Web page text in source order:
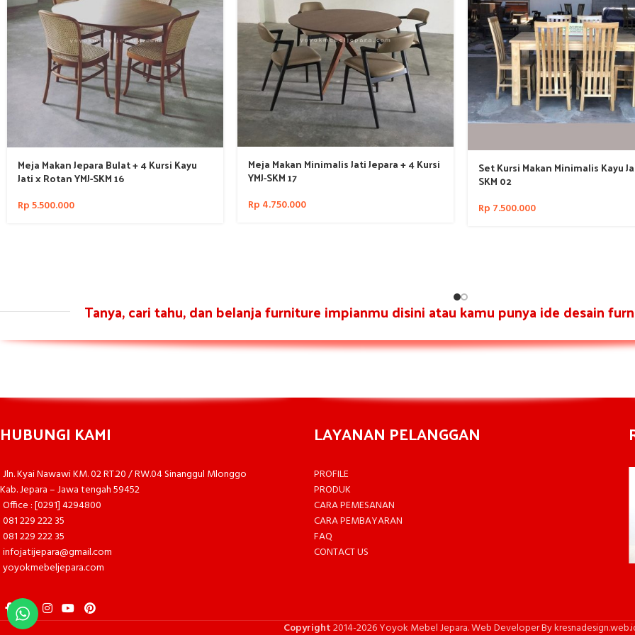
Meja Makan Jepara Bulat + 4 Kursi Kayu
Jati x Rotan YMJ-SKM 16
Rp5.500.000
Meja Makan Minimalis Jati Jepara + 4 Kursi
YMJ-SKM 17
Rp 4.750.000
Set Kursi Makan Minimalis Kayu
SKM 02
Rp 7.500.000
Tanya, cari tahu, dan belanja furniture impianmu disini atau kamu punya ide desain
HUBUNGI KAMI
Jln. Kyai Nawawi KM. 02 RT.20 / RW.04 Sinanggul Mlonggo
Kab. Jepara – Jawa tengah 59452
Office : [0291] 4294800
081 229 222 35
081 229 222 35
infojatijepara@gmail.com
yoyokmebeljepara.com
LAYANAN PELANGGAN
PROFILE
PRODUK
CARA PEMESANAN
CARA PEMBAYARAN
FAQ
CONTACT US
Copyright2014-2026 Yoyok Mebel Jepara. Web Developer By